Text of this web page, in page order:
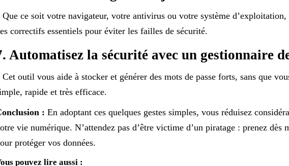
Que ce soit votre navigateur, votre antivirus ou votre système
correctifs essentiels pour éviter les failles de sécurité.
Automatisez la sécurité avec un gestionnaire
Cet outil vous aide à stocker et générer des mots de passe forts, sans que
rapide et très efficace.
: En adoptant ces quelques gestes simples, vous réduisez
vie numérique. N’attendez pas d’être victime d’un piratage : prenez dès
protéger vos données.
pouvez lire aussi :